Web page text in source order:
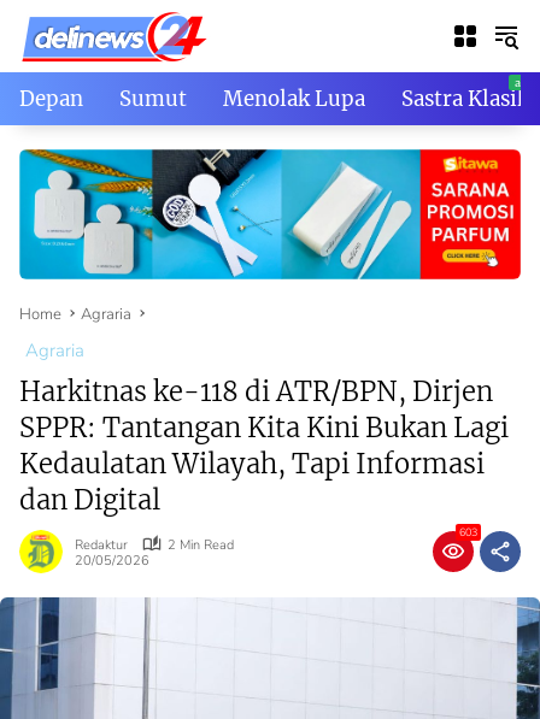
Skip
content
Depan Sumut Menolak Lupa Sastra Klasik
Home Agraria
Agraria
Harkitnas ke-118 di ATR/BPN, Dirjen
SPPR: Tantangan Kita Kini Bukan Lagi
Kedaulatan Wilayah, Tapi Informasi
dan Digital
Redaktur
2 Min Read
20/05/2026
603